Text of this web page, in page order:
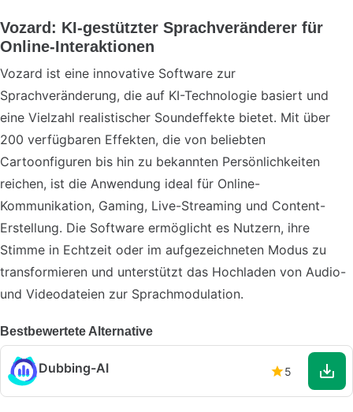
Vozard: KI-gestützter Sprachveränderer für
Online-Interaktionen
Vozard ist eine innovative Software zur
Sprachveränderung, die auf KI-Technologie basiert und
eine Vielzahl realistischer Soundeffekte bietet. Mit über
200 verfügbaren Effekten, die von beliebten
Cartoonfiguren bis hin zu bekannten Persönlichkeiten
reichen, ist die Anwendung ideal für Online-
Kommunikation, Gaming, Live-Streaming und Content-
Erstellung. Die Software ermöglicht es Nutzern, ihre
Stimme in Echtzeit oder im aufgezeichneten Modus zu
transformieren und unterstützt das Hochladen von Audio-
und Videodateien zur Sprachmodulation.
Bestbewertete Alternative
Dubbing-AI 5